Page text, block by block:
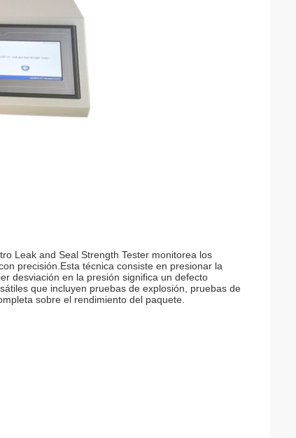
Leak and Seal Strength Tester monitorea los
precisión.Esta técnica consiste en presionar la
desviación en la presión significa un defecto
que incluyen pruebas de explosión, pruebas de
sobre el rendimiento del paquete.